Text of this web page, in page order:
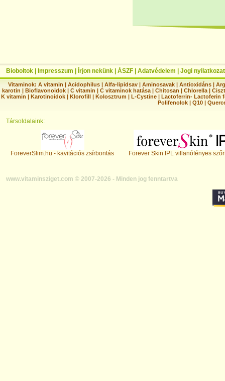
Bioboltok Impresszum Írjon nekünk ÁSZF Adatvédelem Jogi nyilatkozat
Vitaminok: A vitamin |Acidophilus |Alfa-lipidsav |Aminosavak |Antioxidáns |
karotin | Bioflavonoidok | C vitamin | C vitaminok hatása | Chitosan | Chlorella |
K vitamin | Karotinoidok | Klorofill | Kolosztrum | L-Cystine | Lactoferrin- Lactoferin
Polifenolok |Q10 |
Társoldalaink:
ForeverSlim.hu - kavitációs zsírbontás Forever Skin IPL villanófényes
www.vitaminsziget.com © 2007-2026 - Minden jog fenntartva